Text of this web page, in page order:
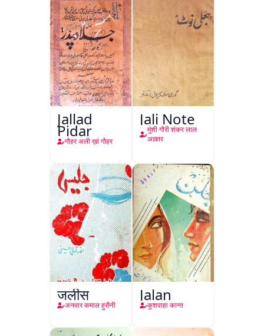
Jallad
Pidar
गौहर अली ख़ां गौहर
Jali Note
मुंशी गौरी शंकर लाल
अख़्तर
जलीस
अनवार कमाल हुसैनी
Jalan
कुशवाहा कान्त